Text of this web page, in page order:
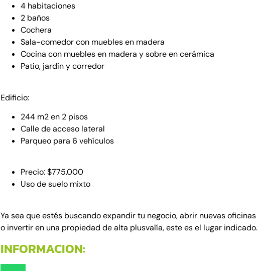
4 habitaciones
2 baños
Cochera
Sala-comedor con muebles en madera
Cocina con muebles en madera y sobre en cerámica
Patio, jardín y corredor
Edificio:
244 m2 en 2 pisos
Calle de acceso lateral
Parqueo para 6 vehículos
Precio: $775.000
Uso de suelo mixto
Ya sea que estés buscando expandir tu negocio, abrir nuevas oficinas
o invertir en una propiedad de alta plusvalía, este es el lugar indicado.
INFORMACION: